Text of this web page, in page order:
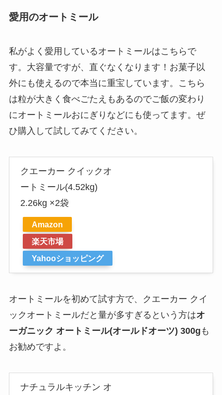
愛用のオートミール
私がよく愛用しているオートミールはこちらで
す。大容量ですが、直ぐなくなります！お菓子以
外にも使えるので本当に重宝しています。こちら
は粒が大きく食べごたえもあるのでご飯の変わり
にオートミールおにぎりなどにも使ってます。ぜ
ひ購入して試してみてください。
クエーカー クイックオ
ートミール(4.52kg)
2.26kg ×2袋
Amazon
楽天市場
Yahooショッピング
オートミールを初めて試す方で、クエーカー クイ
ックオートミールだと量が多すぎるという方はオ
ーガニック オートミール(オールドオーツ) 300g も
お勧めですよ。
ナチュラルキッチン オ